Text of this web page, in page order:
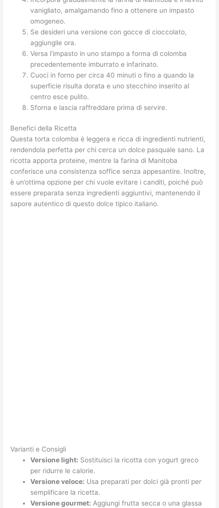
vanigliato, amalgamando fino a ottenere un impasto
omogeneo.
Se desideri una versione con gocce di cioccolato,
aggiungile ora.
Versa l’impasto in uno stampo a forma di colomba
precedentemente imburrato e infarinato.
Cuoci in forno per circa 40 minuti o fino a quando la
superficie risulta dorata e uno stecchino inserito al
centro esce pulito.
Sforna e lascia raffreddare prima di servire.
Benefici della Ricetta
Questa torta colomba è leggera e ricca di ingredienti nutrienti,
rendendola perfetta per chi cerca un dolce pasquale sano. La
ricotta apporta proteine, mentre la farina di Manitoba
conferisce una consistenza soffice senza appesantire. Inoltre,
è un’ottima opzione per chi vuole evitare i canditi, poiché può
essere preparata senza ingredienti aggiuntivi, mantenendo il
sapore autentico di questo dolce tipico italiano.
Varianti e Consigli
Versione light: Sostituisci la ricotta con yogurt greco
per ridurre le calorie.
Versione veloce: Usa preparati per dolci già pronti per
semplificare la ricetta.
Versione gourmet: Aggiungi frutta secca o una glassa